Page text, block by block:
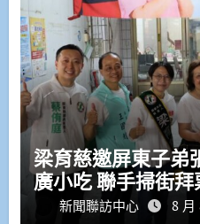
梁育慈邀屏東子弟
廣小吃 聯手掃街拜
新聞聯訪中心 8 月